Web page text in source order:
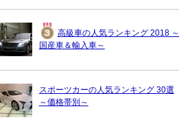
高級車の人気ランキング 2018 ～
国産車＆輸入車～
スポーツカーの人気ランキング 30選
～価格帯別～